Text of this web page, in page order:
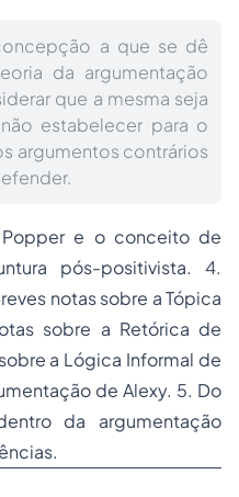
a que se dê
da argumentação
que a mesma seja
estabelecer para o
argumentos contrários
e o conceito de
pós-positivista. 4.
notas sobre a Tópica
sobre a Retórica de
a Lógica Informal de
de Alexy. 5. Do
da argumentação